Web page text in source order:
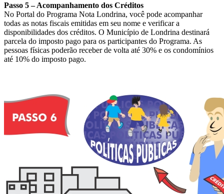
Passo 5 – Acompanhamento dos Créditos
No Portal do Programa Nota Londrina, você pode acompanhar
todas as notas fiscais emitidas em seu nome e verificar a
disponibilidades dos créditos. O Município de Londrina destinará
parcela do imposto pago para os participantes do Programa. As
pessoas físicas poderão receber de volta até 30% e os condomínios
até 10% do imposto pago.